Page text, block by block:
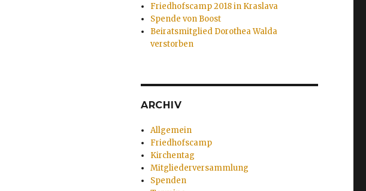
Friedhofscamp 2018 in Kraslava
Spende von Boost
Beiratsmitglied Dorothea Walda
verstorben
ARCHIV
Allgemein
Friedhofscamp
Kirchentag
Mitgliederversammlung
Spenden